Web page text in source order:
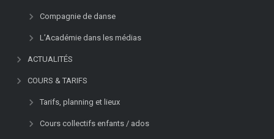
Compagnie de danse
L’Académie dans les médias
ACTUALITÉS
COURS & TARIFS
Tarifs, planning et lieux
Cours collectifs enfants / ados